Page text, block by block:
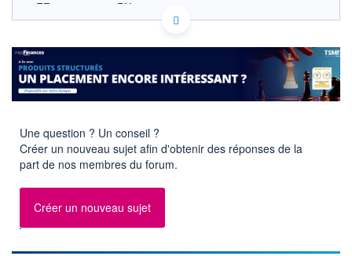
FR0003500008 PX1
EURONEXT PARIS DONNÉES TEMPS RÉEL
11h53
8 680
8 740
8 760
OUVERTURE
8 712,29
+ HAUT
Une question ? Un conseil ?
Créer un nouveau sujet afin d'obtenir des réponses de la
part de nos membres du forum.
Créer un nouveau sujet